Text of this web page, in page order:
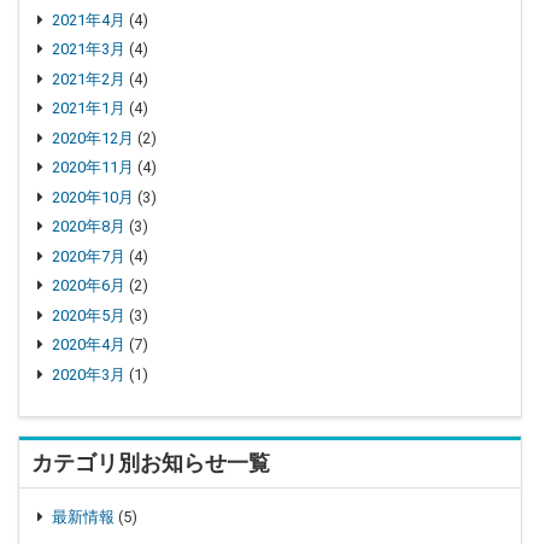
2021年4月 (4)
2021年3月 (4)
2021年2月 (4)
2021年1月 (4)
2020年12月 (2)
2020年11月 (4)
2020年10月 (3)
2020年8月 (3)
2020年7月 (4)
2020年6月 (2)
2020年5月 (3)
2020年4月 (7)
2020年3月 (1)
カテゴリ別お知らせ一覧
最新情報 (5)